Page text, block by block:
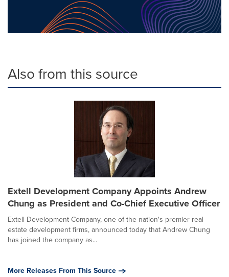
Also from this source
Extell Development Company Appoints Andrew
Chung as President and Co-Chief Executive Officer
Extell Development Company, one of the nation's premier real
estate development firms, announced today that Andrew Chung
has joined the company as...
More Releases From This Source